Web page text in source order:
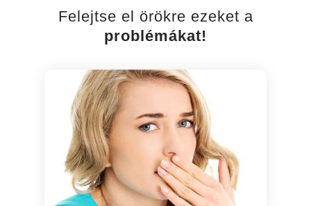
Felejtse el örökre ezeket a
problémákat!